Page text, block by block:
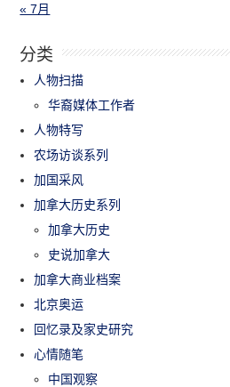
« 7月
分类
人物扫描
华裔媒体工作者
人物特写
农场访谈系列
加国采风
加拿大历史系列
加拿大历史
史说加拿大
加拿大商业档案
北京奥运
回忆录及家史研究
心情随笔
中国观察